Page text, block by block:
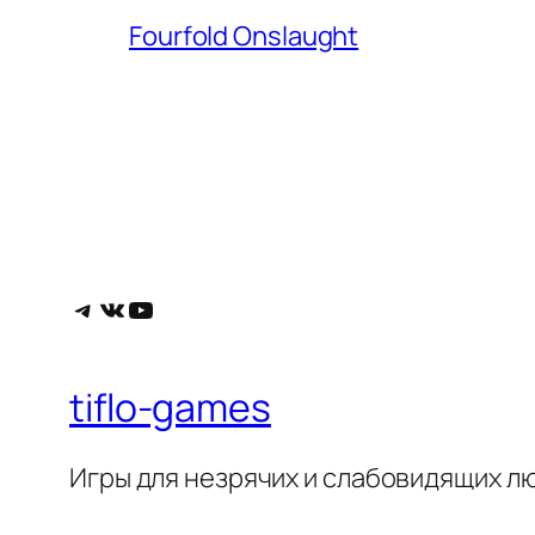
Fourfold Onslaught
Telegram
ВКонтакте
YouTube
tiflo-games
Игры для незрячих и слабовидящих